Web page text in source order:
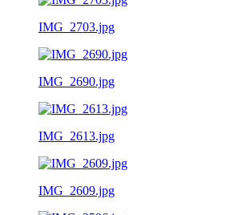
IMG_2703.jpg
IMG_2690.jpg
IMG_2613.jpg
IMG_2609.jpg